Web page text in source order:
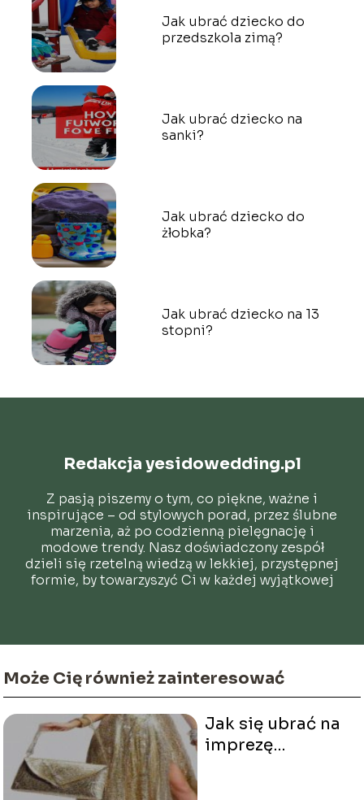
Jak ubrać dziecko do
przedszkola zimą?
Jak ubrać dziecko na
sanki?
Jak ubrać dziecko do
żłobka?
Jak ubrać dziecko na 13
stopni?
Redakcja yesidowedding.pl
Z pasją piszemy o tym, co piękne, ważne i
inspirujące – od stylowych porad, przez ślubne
marzenia, aż po codzienną pielęgnację i
modowe trendy. Nasz doświadczony zespół
dzieli się rzetelną wiedzą w lekkiej, przystępnej
formie, by towarzyszyć Ci w każdej wyjątkowej
Może Cię również zainteresować
Jak się ubrać na
imprezę